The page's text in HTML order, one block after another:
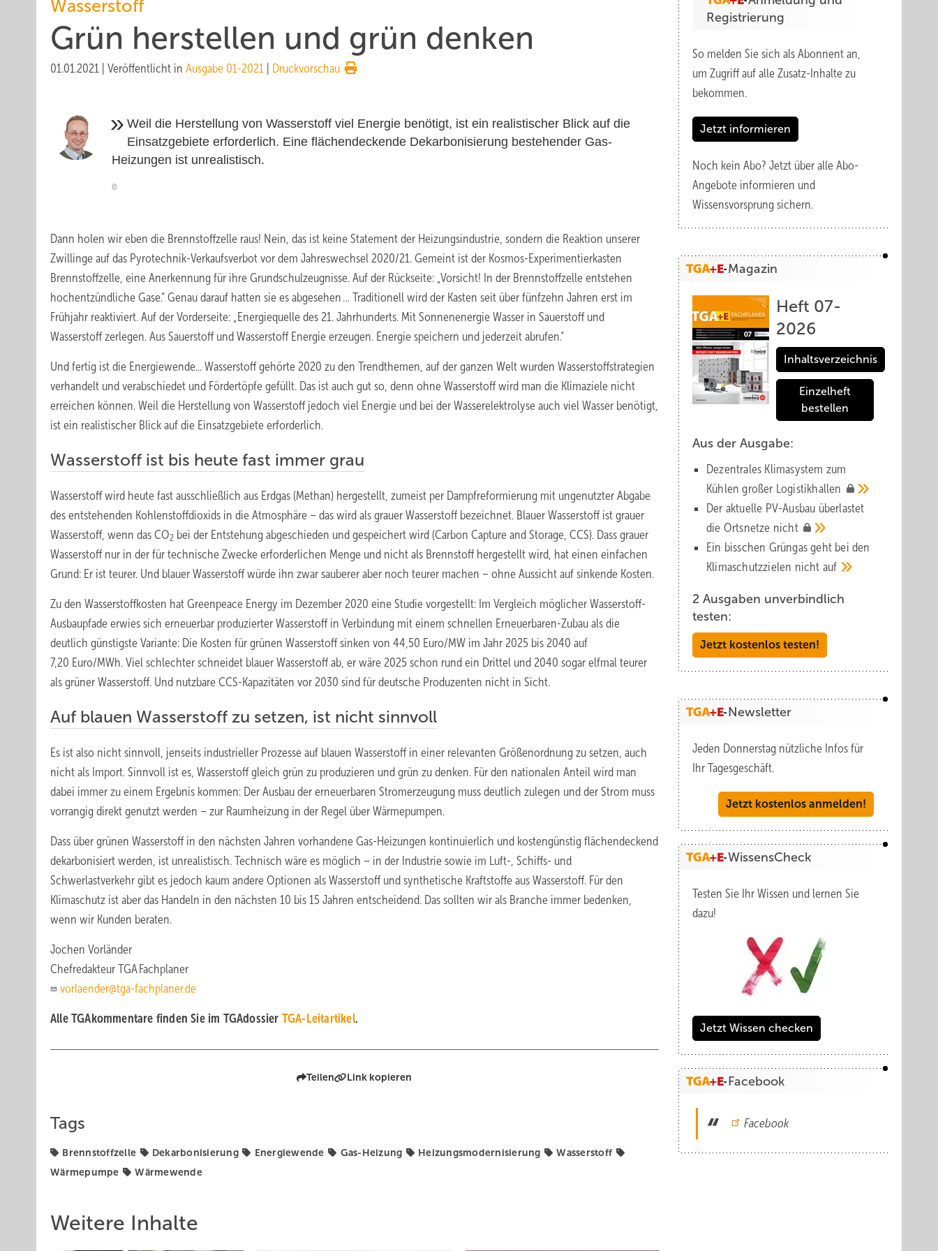
Wasserstoff
Grün herstellen und grün denken
01.01.2021 Veröffentlicht in Ausgabe 01-2021 Druckvorschau
Weil die Herstellung von Wasserstoff viel Energie benötigt, ist ein realistischer Blick auf die
Einsatzgebiete erforderlich. Eine flächendeckende Dekarbonisierung bestehender Gas-
Heizungen ist unrealistisch.
Dann holen wir eben die Brennstoffzelle raus! Nein, das ist keine Statement der Heizungsindustrie, sondern die Reaktion unserer
Zwillinge auf das Pyrotechnik-Verkaufsverbot vor dem Jahreswechsel 2020/21. Gemeint ist der Kosmos-Experimentierkasten
Brennstoffzelle, eine Anerkennung für ihre Grundschulzeugnisse. Auf der Rückseite: „Vorsicht! In der Brennstoffzelle entstehen
hochentzündliche Gase.“ Genau darauf hatten sie es abgesehen … Traditionell wird der Kasten seit über fünfzehn Jahren erst im
Frühjahr reaktiviert. Auf der Vorderseite: „Energiequelle des 21. Jahrhunderts. Mit Sonnenenergie Wasser in Sauerstoff und
Wasserstoff zerlegen. Aus Sauerstoff und Wasserstoff Energie erzeugen. Energie speichern und jederzeit abrufen.“
Und fertig ist die Energiewende... Wasserstoff gehörte 2020 zu den Trendthemen, auf der ganzen Welt wurden Wasserstoffstrategien
verhandelt und verabschiedet und Fördertöpfe gefüllt. Das ist auch gut so, denn ohne Wasserstoff wird man die Klimaziele nicht
erreichen können. Weil die Herstellung von Wasserstoff jedoch viel Energie und bei der Wasserelektrolyse auch viel Wasser benötigt,
ist ein realistischer Blick auf die Einsatzgebiete erforderlich.
Wasserstoff ist bis heute fast immer grau
Wasserstoff wird heute fast ausschließlich aus Erdgas (Methan) hergestellt, zumeist per Dampfreformierung mit ungenutzter Abgabe
des entstehenden Kohlenstoffdioxids in die Atmosphäre – das wird als grauer Wasserstoff bezeichnet. Blauer Wasserstoff ist grauer
Wasserstoff, wenn das CO2 bei der Entstehung abgeschieden und gespeichert wird (Carbon Capture and Storage, CCS). Dass grauer
Wasserstoff nur in der für technische Zwecke erforderlichen Menge und nicht als Brennstoff hergestellt wird, hat einen einfachen
Grund: Er ist teurer. Und blauer Wasserstoff würde ihn zwar sauberer aber noch teurer machen – ohne Aussicht auf sinkende Kosten.
Zu den Wasserstoffkosten hat Greenpeace Energy im Dezember 2020 eine Studie vorgestellt: Im Vergleich möglicher Wasserstoff-
Ausbaupfade erwies sich erneuerbar produzierter Wasserstoff in Verbindung mit einem schnellen Erneuerbaren-Zubau als die
deutlich günstigste Variante: Die Kosten für grünen Wasserstoff sinken von 44,50 Euro/MW im Jahr 2025 bis 2040 auf
7,20 Euro/MWh. Viel schlechter schneidet blauer Wasserstoff ab, er wäre 2025 schon rund ein Drittel und 2040 sogar elfmal teurer
als grüner Wasserstoff. Und nutzbare CCS-Kapazitäten vor 2030 sind für deutsche Produzenten nicht in Sicht.
Auf blauen Wasserstoff zu setzen, ist nicht sinnvoll
Es ist also nicht sinnvoll, jenseits industrieller Prozesse auf blauen Wasserstoff in einer relevanten Größenordnung zu setzen, auch
nicht als Import. Sinnvoll ist es, Wasserstoff gleich grün zu produzieren und grün zu denken. Für den nationalen Anteil wird man
dabei immer zu einem Ergebnis kommen: Der Ausbau der erneuerbaren Stromerzeugung muss deutlich zulegen und der Strom muss
vorrangig direkt genutzt werden – zur Raumheizung in der Regel über Wärmepumpen.
Dass über grünen Wasserstoff in den nächsten Jahren vorhandene Gas-Heizungen kontinuierlich und kostengünstig flächendeckend
dekarbonisiert werden, ist unrealistisch. Technisch wäre es möglich – in der Industrie sowie im Luft-, Schiffs- und
Schwerlastverkehr gibt es jedoch kaum andere Optionen als Wasserstoff und synthetische Kraftstoffe aus Wasserstoff. Für den
Klimaschutz ist aber das Handeln in den nächsten 10 bis 15 Jahren entscheidend. Das sollten wir als Branche immer bedenken,
wenn wir Kunden beraten.
Jochen Vorländer
Chefredakteur TGA Fachplaner
vorlaender@tga-fachplaner.de
Alle TGAkommentare finden Sie im TGAdossier TGA-Leitartikel.
Teilen Link kopieren
Tags
Brennstoffzelle Dekarbonisierung Energiewende Gas-Heizung Heizungsmodernisierung
Wasserstoff
Wärmepumpe
Wärmewende
Weitere Inhalte
Registrierung
So melden Sie sich als Abonnent an,
um Zugriff auf alle Zusatz-Inhalte zu
bekommen.
Jetzt informieren
Noch kein Abo? Jetzt über alle Abo-
Angebote informieren und
Wissensvorsprung sichern.
Magazin
Heft 07-
2026
Inhaltsverzeichnis
Einzelheft
bestellen
Aus der Ausgabe:
Dezentrales Klimasystem zum
Kühlen großer Logistik­hallen
Der aktuelle PV-Ausbau über­lastet
die Orts­netze nicht
Ein bisschen Grüngas geht bei den
Klima­schutz­zielen nicht auf
2 Ausgaben unverbindlich
testen:
Jetzt kostenlos testen!
Newsletter
Jeden Donnerstag nützliche Infos für
Ihr Tagesgeschäft.
Jetzt kostenlos anmelden!
WissensCheck
Testen Sie Ihr Wissen und lernen Sie
dazu!
Jetzt Wissen checken
Facebook
Facebook